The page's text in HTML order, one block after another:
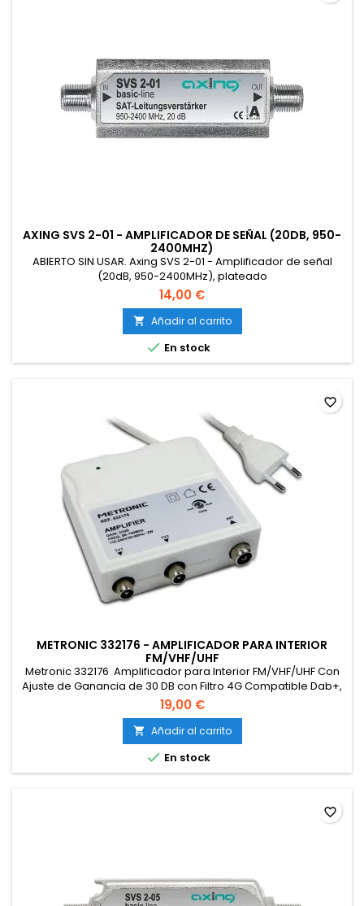
AXING SVS 2-01 - AMPLIFICADOR DE SEÑAL (20DB, 950-
2400MHZ)
ABIERTO SIN USAR. Axing SVS 2-01 - Amplificador de señal
(20dB, 950-2400MHz), plateado
14,00 €
 Añadir al carrito
 En stock
METRONIC 332176 - AMPLIFICADOR PARA INTERIOR
FM/VHF/UHF
Metronic 332176 Amplificador para Interior FM/VHF/UHF Con
Ajuste de Ganancia de 30 DB con Filtro 4G Compatible Dab+,
Entrada/Salidas con Toma 9,52 mm, Blanco
19,00 €
 Añadir al carrito
 En stock
favorite_border
favorite_border